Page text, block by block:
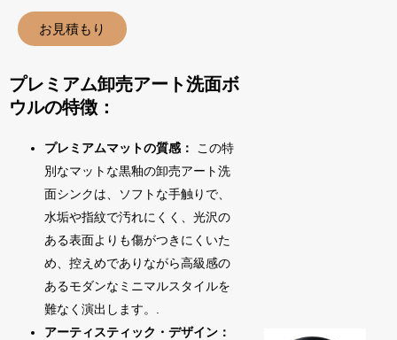
お見積もり
プレミアム卸売アート洗面ボ
ウルの特徴：
プレミアムマットの質感：
この特
別なマットな黒釉の卸売アート洗
面シンクは、ソフトな手触りで、
水垢や指紋で汚れにくく、光沢の
ある表面よりも傷がつきにくいた
め、控えめでありながら高級感の
あるモダンなミニマルスタイルを
難なく演出します。.
アーティスティック・デザイン：